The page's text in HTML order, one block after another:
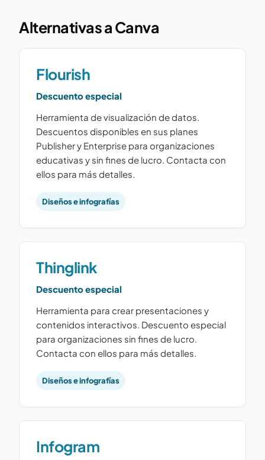
Alternativas a Canva
Flourish
Descuento especial
Herramienta de visualización de datos.
Descuentos disponibles en sus planes
Publisher y Enterprise para organizaciones
educativas y sin fines de lucro. Contacta con
ellos para más detalles.
Diseños e infografías
Thinglink
Descuento especial
Herramienta para crear presentaciones y
contenidos interactivos. Descuento especial
para organizaciones sin fines de lucro.
Contacta con ellos para más detalles.
Diseños e infografías
Infogram